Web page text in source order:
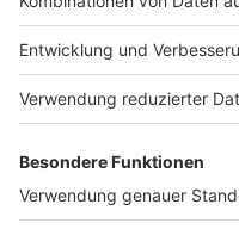
Jobs
Presse
Werben
Archiv
ANTENNE BAYERN GROUP